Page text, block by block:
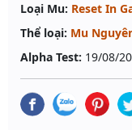
Loại Mu: Reset In
Thể loại: Mu
Alpha Test: 19/08/